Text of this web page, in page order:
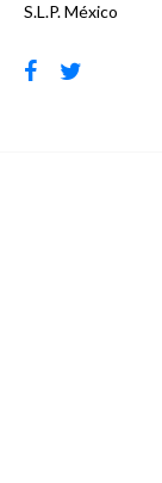
S.L.P. México